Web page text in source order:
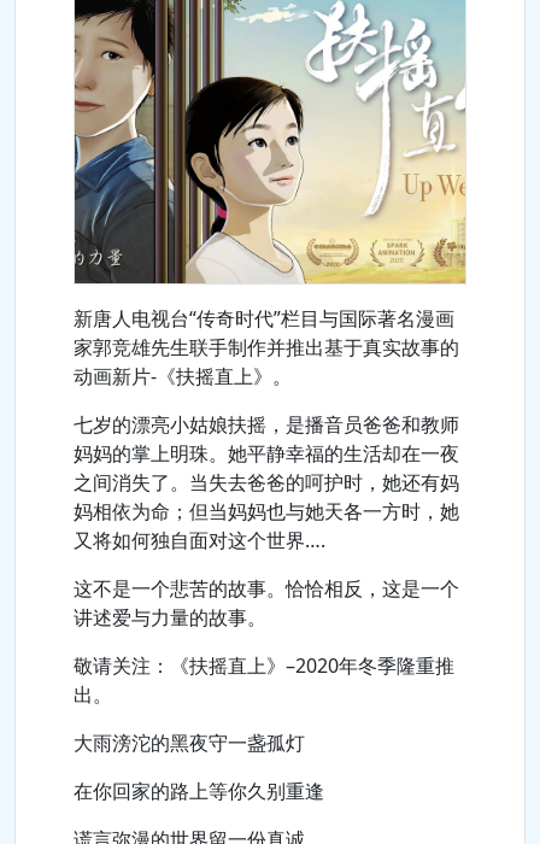
新唐人电视台“传奇时代”栏目与国际著名漫画
家郭竞雄先生联手制作并推出基于真实故事的
动画新片-《扶摇直上》。
七岁的漂亮小姑娘扶摇，是播音员爸爸和教师
妈妈的掌上明珠。她平静幸福的生活却在一夜
之间消失了。当失去爸爸的呵护时，她还有妈
妈相依为命；但当妈妈也与她天各一方时，她
又将如何独自面对这个世界….
这不是一个悲苦的故事。恰恰相反，这是一个
讲述爱与力量的故事。
敬请关注：《扶摇直上》–2020年冬季隆重推
出。
大雨滂沱的黑夜守一盏孤灯
在你回家的路上等你久别重逢